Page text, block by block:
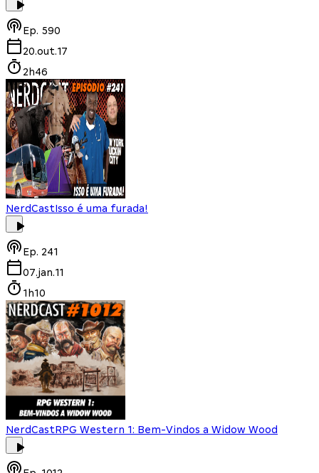
Ep. 590
20.out.17
2h46
NerdCastIsso é uma furada!
Ep. 241
07.jan.11
1h10
NerdCastRPG Western 1: Bem-Vindos a Widow Wood